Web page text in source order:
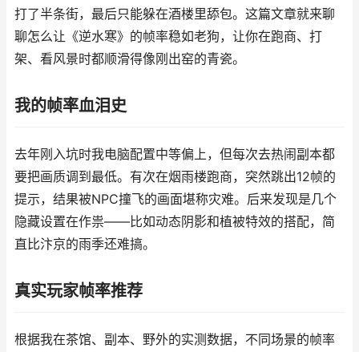
打了半条街，最后只能躲在酒楼里舔包。这篇文章就来聊
聊怎么让《逆水寒》的帧率稳如老狗，让你在跑商、打
架、看风景时都顺滑得像刚出窑的青瓷。
我的帧率血泪史
去年刚入坑时我电脑配置中等偏上，但每次去热闹副本都
要把画质调到最低。有次在烟雨楼跑商，突然跳出12帧的
提示，结果被NPC撞飞的画面堪称灾难。后来发现是几个
隐藏设置在作祟——比如动态阴影和植被特效的搭配，简
直比汴京的雨季还难搞。
真实玩家帧率推荐
根据我在茶馆、副本、野外的实测数据，不同场景的帧率